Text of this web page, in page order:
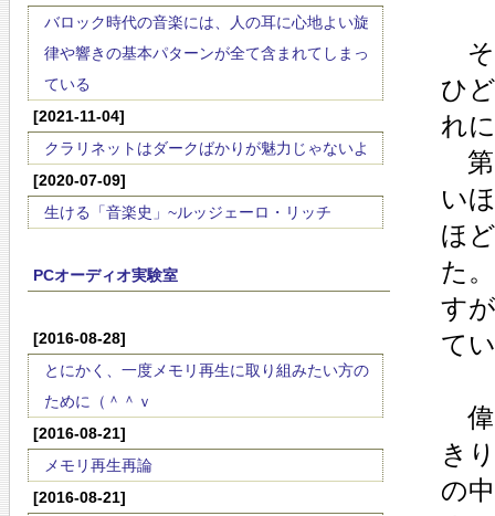
バロック時代の音楽には、人の耳に心地よい旋
律や響きの基本パターンが全て含まれてしまっ
ている
[2021-11-04]
クラリネットはダークばかりが魅力じゃないよ
[2020-07-09]
生ける「音楽史」~ルッジェーロ・リッチ
PCオーディオ実験室
[2016-08-28]
とにかく、一度メモリ再生に取り組みたい方の
ために（＾＾ｖ
[2016-08-21]
メモリ再生再論
[2016-08-21]
そ
ひ
れ
第
い
ほ
た
す
て
偉
き
の